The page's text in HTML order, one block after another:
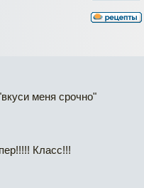
меня срочно"
Класс!!!